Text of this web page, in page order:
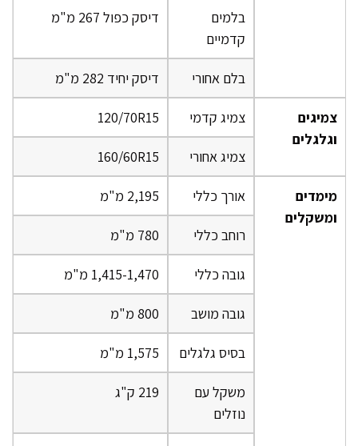
בלמים
קדמיים
דיסק כפול 267 מ"מ
בלם אחורי דיסק יחיד 282 מ"מ
צמיגים
וגלגלים
צמיג קדמי 120/70R15
צמיג אחורי 160/60R15
מימדים
ומשקלים
אורך כללי 2,195 מ"מ
רוחב כללי 780 מ"מ
גובה כללי 1,415-1,470 מ"מ
גובה מושב 800 מ"מ
בסיס גלגלים 1,575 מ"מ
משקל עם
נוזלים
219 ק"ג